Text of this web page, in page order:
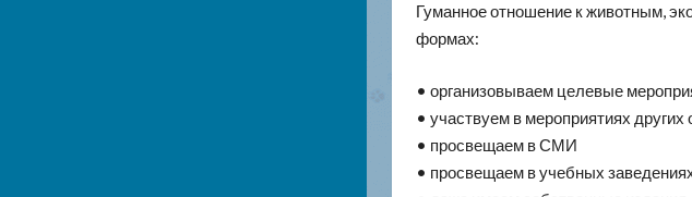
Гуманное отношение к животным,
формах:
• организовываем целевые
• участвуем в мероприятиях других
• просвещаем в СМИ
• просвещаем в учебных